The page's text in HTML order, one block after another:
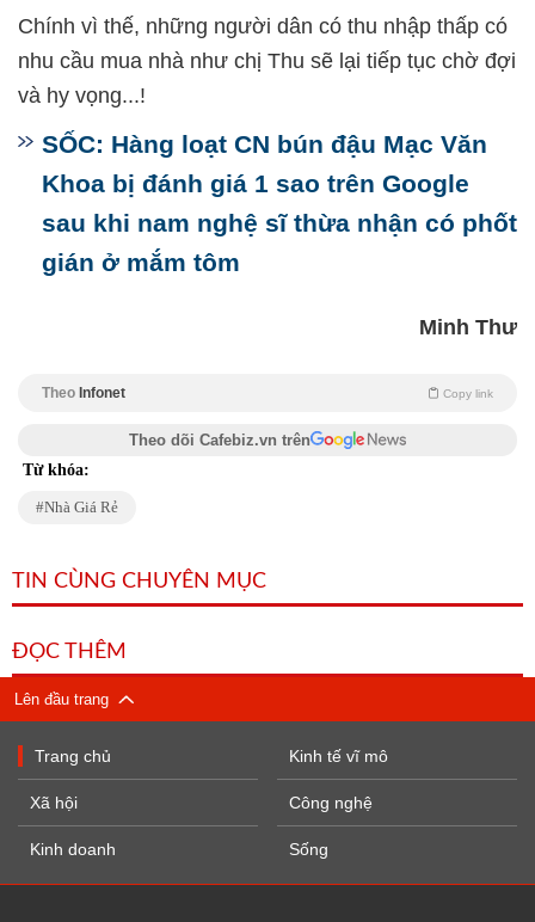
Chính vì thế, những người dân có thu nhập thấp có
nhu cầu mua nhà như chị Thu sẽ lại tiếp tục chờ đợi
và hy vọng...!
SỐC: Hàng loạt CN bún đậu Mạc Văn
Khoa bị đánh giá 1 sao trên Google
sau khi nam nghệ sĩ thừa nhận có phốt
gián ở mắm tôm
Minh Thư
Theo Infonet Copy link
Theo dõi Cafebiz.vn trên
Từ khóa:
Nhà Giá Rẻ
TIN CÙNG CHUYÊN MỤC
ĐỌC THÊM
Lên đầu trang
Trang chủ
Xã hội
Kinh doanh
Kinh tế vĩ mô
Công nghệ
Sống